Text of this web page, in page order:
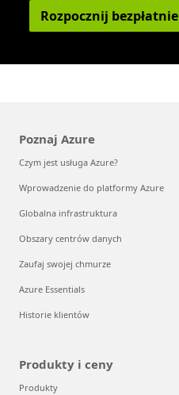
Rozpocznij bezpłatnie
Poznaj Azure
Czym jest usługa Azure?
Wprowadzenie do platformy Azure
Globalna infrastruktura
Obszary centrów danych
Zaufaj swojej chmurze
Azure Essentials
Historie klientów
Produkty i ceny
Produkty